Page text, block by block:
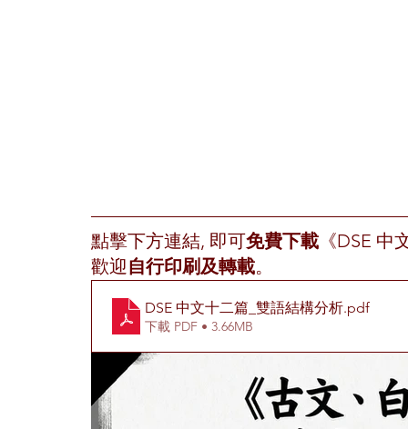
點擊下方連結, 即可免費下載 《DSE
歡迎自行印刷及轉載。
DSE 中文十二篇_雙語結構分析.pdf
下載 PDF • 3.66MB